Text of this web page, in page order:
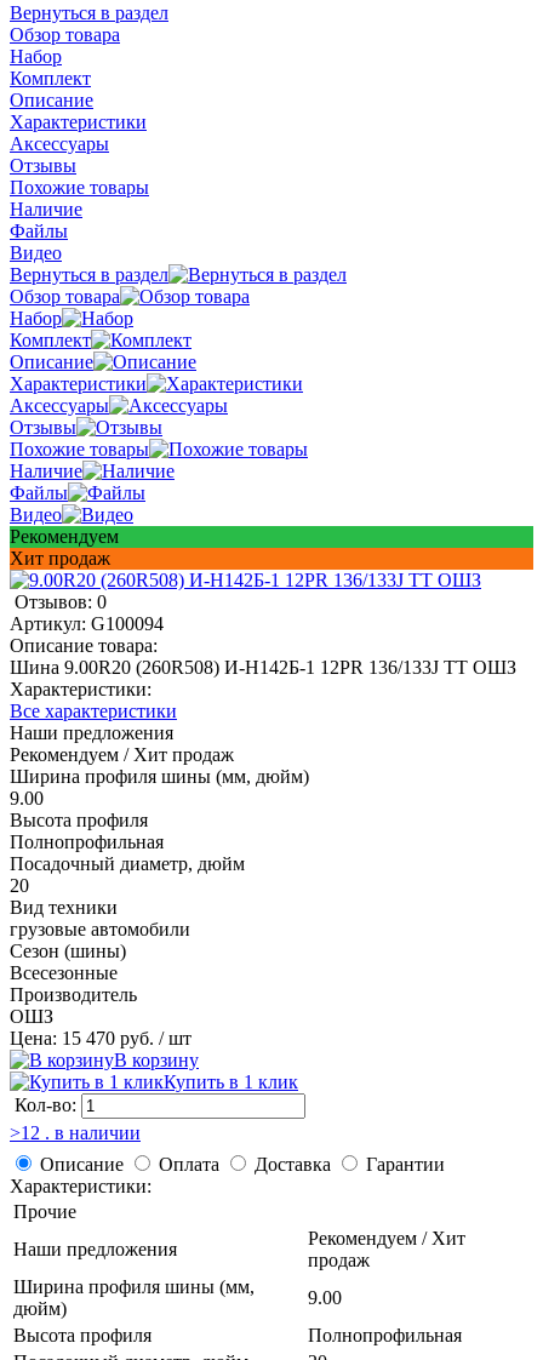
Вернуться в раздел
Обзор товара
Набор
Комплект
Описание
Характеристики
Аксессуары
Отзывы
Похожие товары
Наличие
Файлы
Видео
Вернуться в раздел
Обзор товара
Набор
Комплект
Описание
Характеристики
Аксессуары
Отзывы
Похожие товары
Наличие
Файлы
Видео
Рекомендуем
Хит продаж
Отзывов: 0
Артикул: G100094
Описание товара:
Шина 9.00R20 (260R508) И-Н142Б-1 12PR 136/133J TT ОШЗ
Характеристики:
Все характеристики
Наши предложения
Рекомендуем / Хит продаж
Ширина профиля шины (мм, дюйм)
9.00
Высота профиля
Полнопрофильная
Посадочный диаметр, дюйм
20
Вид техники
грузовые автомобили
Сезон (шины)
Всесезонные
Производитель
ОШЗ
Цена: 15 470 руб. / шт
В корзину
Купить в 1 клик
Кол-во:
>12 . в наличии
Описание
Оплата Доставка
Гарантии
Характеристики:
Прочие
Наши предложения
Рекомендуем / Хит
продаж
Ширина профиля шины (мм,
дюйм)
9.00
Высота профиля
Полнопрофильная